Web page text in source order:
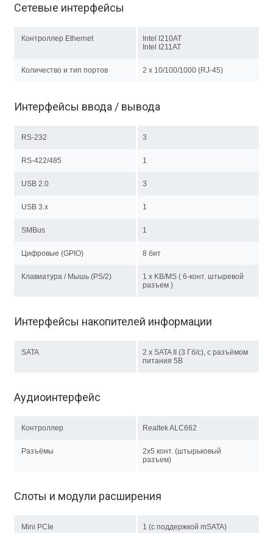
Сетевые интерфейсы
Контроллер Ethernet
Intel I210AT
Intel I211AT
Количество и тип портов 2 х 10/100/1000 (RJ-45)
Интерфейсы ввода / вывода
RS-232 3
RS-422/485 1
USB 2.0 3
USB 3.x 1
SMBus 1
Цифровые (GPIO) 8 бит
Клавиатура / Мышь (PS/2)
1 x KB/MS ( 6-конт. штыревой
разъем )
Интерфейсы накопителей информации
SATA
2 x SATA II (3 Гб/с), с разъёмом
питания 5В
Аудиоинтерфейс
Контроллер Realtek ALC662
Разъёмы
2x5 конт. (штырьковый
разъем)
Слоты и модули расширения
Mini PCIe 1 (с поддержкой mSATA)